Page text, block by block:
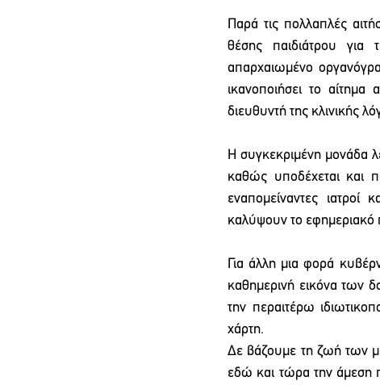
Παρά τις πολλαπλές
θέσης παιδιάτρου
απαρχαιωμένο
ικανοποιήσει το
διευθυντή της κλινικής
Η συγκεκριμένη μονάδα
καθώς υποδέχεται και
εναπομείναντες
καλύψουν το εφημεριακό
Για άλλη μια φορά
καθημερινή εικόνα των
την περαιτέρω
χάρτη.
Δε βάζουμε τη ζωή των
εδώ και τώρα την άμεση